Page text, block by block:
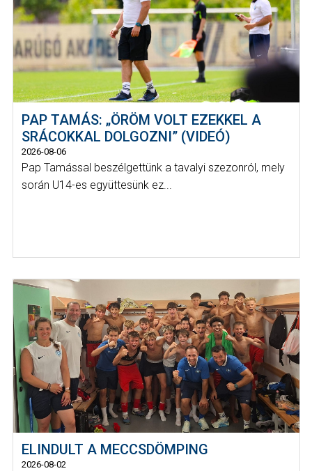
PAP TAMÁS: „ÖRÖM VOLT EZEKKEL A
SRÁCOKKAL DOLGOZNI” (VIDEÓ)
2026-08-06
Pap Tamással beszélgettünk a tavalyi szezonról, mely
során U14-es együttesünk ez...
ELINDULT A MECCSDÖMPING
2026-08-02